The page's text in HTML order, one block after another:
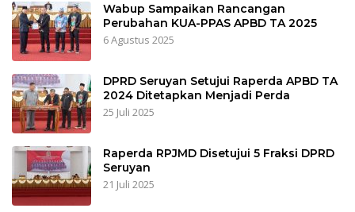
Wabup Sampaikan Rancangan
Perubahan KUA-PPAS APBD TA 2025
6 Agustus 2025
DPRD Seruyan Setujui Raperda APBD TA
2024 Ditetapkan Menjadi Perda
25 Juli 2025
Raperda RPJMD Disetujui 5 Fraksi DPRD
Seruyan
21 Juli 2025